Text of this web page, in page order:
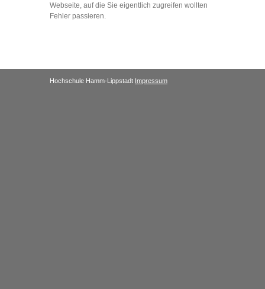
Webseite, auf die Sie eigentlich zugreifen wollten
Fehler passieren.
Hochschule Hamm-Lippstadt Impressum